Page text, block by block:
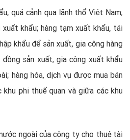
quá cảnh qua lãnh thổ Việt Nam;
khẩu; hàng tạm xuất khẩu, tái
khẩu để sản xuất, gia công hàng
sản xuất, gia công xuất khẩu
hàng hóa, dịch vụ được mua bán
phi thuế quan và giữa các khu
ngoài của công ty cho thuê tài